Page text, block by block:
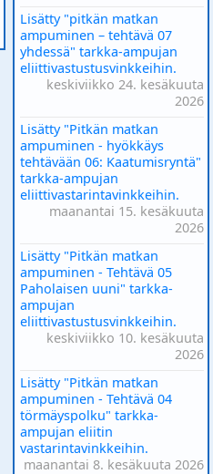
Lisätty "pitkän matkan
ampuminen – tehtävä 07
yhdessä" tarkka-ampujan
eliittivastustusvinkkeihin.
keskiviikko 24. kesäkuuta
2026
Lisätty "Pitkän matkan
ampuminen - hyökkäys
tehtävään 06: Kaatumisryntä"
tarkka-ampujan
eliittivastarintavinkkeihin.
maanantai 15. kesäkuuta
2026
Lisätty "Pitkän matkan
ampuminen - Tehtävä 05
Paholaisen uuni" tarkka-
ampujan
eliittivastustusvinkkeihin.
keskiviikko 10. kesäkuuta
2026
Lisätty "Pitkän matkan
ampuminen - Tehtävä 04
törmäyspolku" tarkka-
ampujan eliitin
vastarintavinkkeihin.
maanantai 8. kesäkuuta 2026